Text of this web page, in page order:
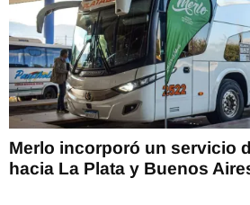
Merlo incorporó un servicio
hacia La Plata y Buenos